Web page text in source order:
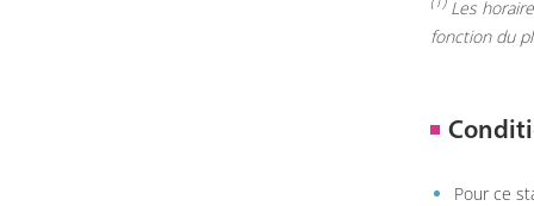
Les
fonction du
Pour ce